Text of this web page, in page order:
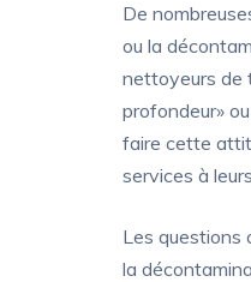
De
ou la
nettoyeurs de
profondeur»
faire cette
services à
Les questions
la